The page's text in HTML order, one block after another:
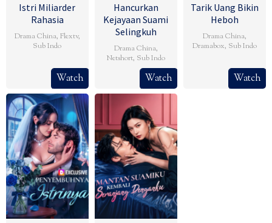
Istri Miliarder
Rahasia
Drama China, Flextv,
Sub Indo
Watch
Hancurkan
Kejayaan Suami
Selingkuh
Drama China,
Netshort, Sub Indo
Watch
Tarik Uang Bikin
Heboh
Drama China,
Dramabox, Sub Indo
Watch